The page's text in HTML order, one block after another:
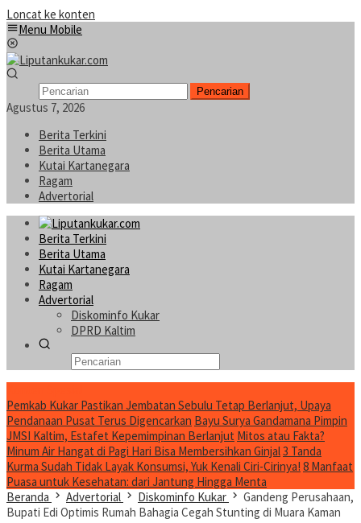
Loncat ke konten
Menu Mobile
Pencarian
Agustus 7, 2026
Berita Terkini
Berita Utama
Kutai Kartanegara
Ragam
Advertorial
Berita Terkini
Berita Utama
Kutai Kartanegara
Ragam
Advertorial
Diskominfo Kukar
DPRD Kaltim
Pemkab Kukar Pastikan Jembatan Sebulu Tetap Berlanjut, Upaya
Pendanaan Pusat Terus Digencarkan Bayu Surya Gandamana Pimpin
JMSI Kaltim, Estafet Kepemimpinan Berlanjut Mitos atau Fakta?
Minum Air Hangat di Pagi Hari Bisa Membersihkan Ginjal3 Tanda
Kurma Sudah Tidak Layak Konsumsi, Yuk Kenali Ciri-Cirinya! 8 Manfaat
Puasa untuk Kesehatan: dari Jantung Hingga Menta
Beranda
Advertorial Diskominfo Kukar
Gandeng Perusahaan,
Bupati Edi Optimis Rumah Bahagia Cegah Stunting di Muara Kaman